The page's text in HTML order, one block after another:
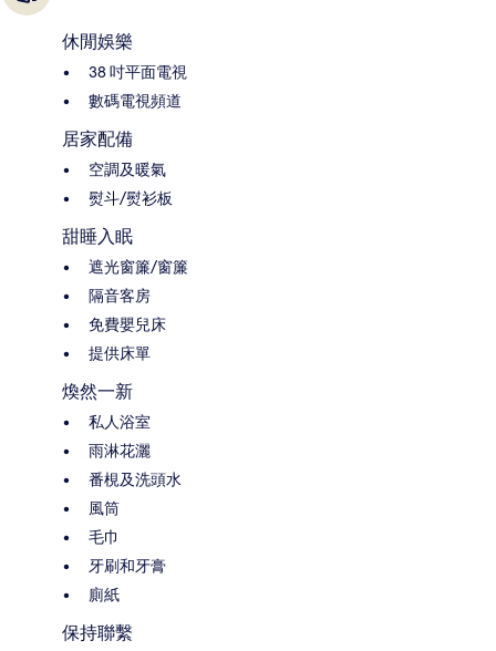
休閒娛樂
38 吋平面電視
數碼電視頻道
居家配備
空調及暖氣
熨斗/熨衫板
甜睡入眠
遮光窗簾/窗簾
隔音客房
免費嬰兒床
提供床單
煥然一新
私人浴室
雨淋花灑
番梘及洗頭水
風筒
毛巾
牙刷和牙膏
廁紙
保持聯繫